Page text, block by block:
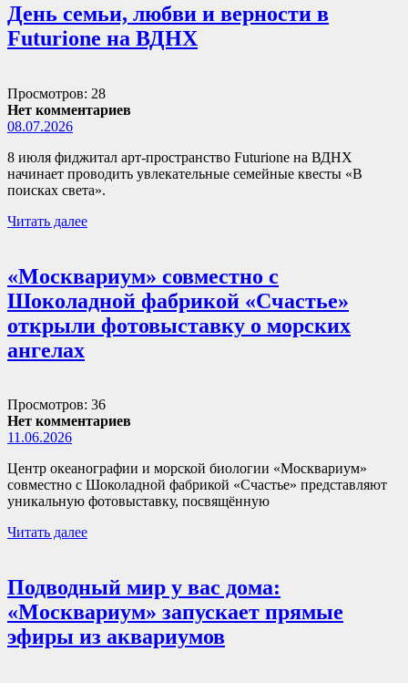
День семьи, любви и верности в
Futurione на ВДНХ
Просмотров: 28
Нет комментариев
08.07.2026
8 июля фиджитал арт-пространство Futurione на ВДНХ
начинает проводить увлекательные семейные квесты «В
поисках света».
Читать далее
«Москвариум» совместно с
Шоколадной фабрикой «Счастье»
открыли фотовыставку о морских
ангелах
Просмотров: 36
Нет комментариев
11.06.2026
Центр океанографии и морской биологии «Москвариум»
совместно с Шоколадной фабрикой «Счастье» представляют
уникальную фотовыставку, посвящённую
Читать далее
Подводный мир у вас дома:
«Москвариум» запускает прямые
эфиры из аквариумов